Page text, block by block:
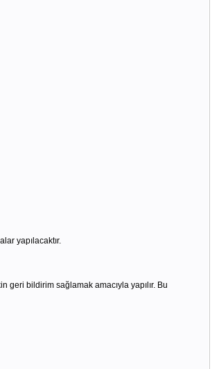
yapılacaktır.
bildirim sağlamak amacıyla yapılır. Bu